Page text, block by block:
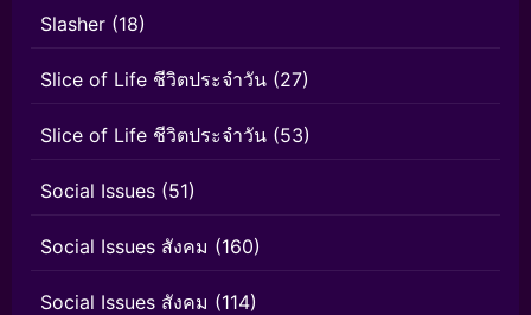
Slasher (18)
Slice of Life ชีวิตประจำวัน (27)
Slice of Life ชีวิตประจำวัน (53)
Social Issues (51)
Social Issues สังคม (160)
Social Issues สังคม (114)